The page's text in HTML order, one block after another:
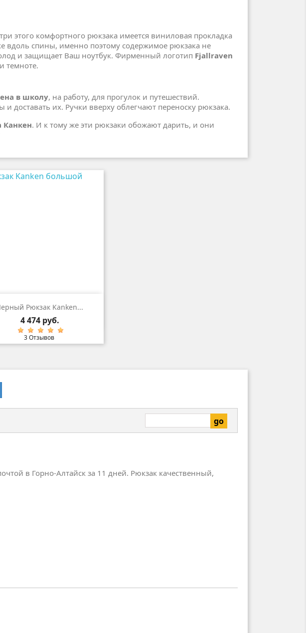
этого комфортного рюкзака имеется виниловая прокладка
вдоль спины, именно поэтому содержимое рюкзака не
и защищает Ваш ноутбук. Фирменный логотип Fjallraven
темноте.
в школу, на работу, для прогулок и путешествий.
доставать их. Ручки вверху облегчают переноску рюкзака.
Канкен. И к тому же эти рюкзаки обожают дарить, и они
Рюкзак Kanken...
Цена
4 474 руб.
3 Отзывов
Быстрый просмотр
в Горно-Алтайск за 11 дней. Рюкзак качественный,